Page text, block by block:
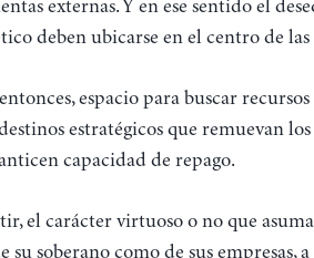
externas. Y en ese sentido el
deben ubicarse en el centro de
espacio para buscar recursos
estratégicos que remuevan
capacidad de repago.
el carácter virtuoso o no que
su soberano como de sus empresas,